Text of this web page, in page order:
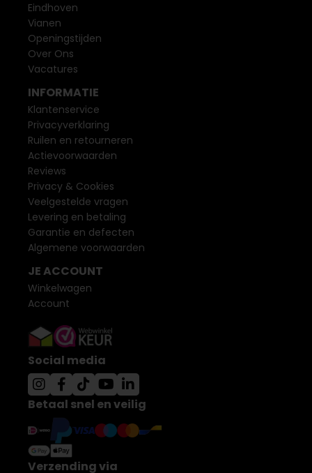
Eindhoven
Vianen
Openingstijden
Over Ons
Vacatures
INFORMATIE
Klantenservice
Privacyverklaring
Ruilen en retourneren
Actievoorwaarden
Reviews
Privacy & Cookies
Veelgestelde vragen
Levering en betaling
Garantie en defecten
Algemene voorwaarden
JE ACCOUNT
Winkelwagen
Account
Social media
Betaal snel en veilig
Verzending via